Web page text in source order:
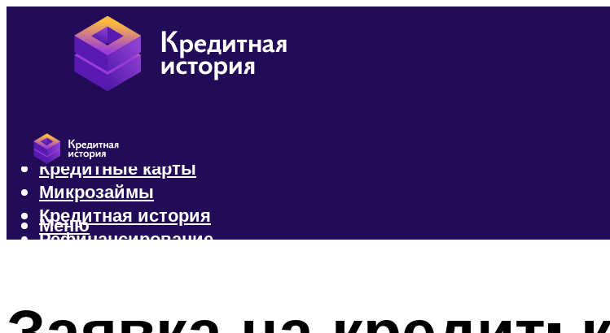
Кредиты
Кредитные карты
Микрозаймы
Кредитная история
Рефинансирование
Меню